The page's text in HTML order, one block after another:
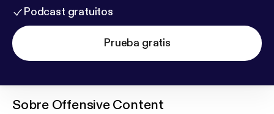
Podcast gratuitos
Prueba gratis
Sobre Offensive Content